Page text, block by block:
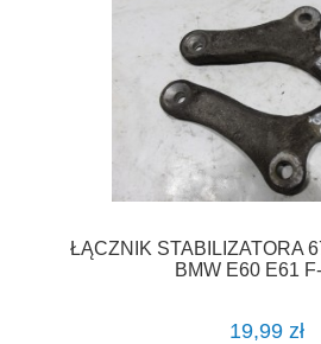
ŁĄCZNIK STABILIZATORA
BMW E60 E61
19,99 zł